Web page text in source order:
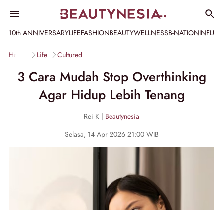
10th ANNIVERSARYLIFEFASHIONBEAUTYWELLNESSB-NATION
Home Life Cultured
3 Cara Mudah Stop Overthinking
Agar Hidup Lebih Tenang
Rei K | Beautynesia
Selasa, 14 Apr 2026 21:00 WIB